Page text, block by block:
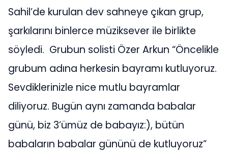
Sahil’de kurulan dev sahneye çıkan grup,
şarkılarını binlerce müziksever ile birlikte
söyledi. Grubun solisti Özer Arkun “Öncelikle
grubum adına herkesin bayramı kutluyoruz.
Sevdiklerinizle nice mutlu bayramlar
diliyoruz. Bugün aynı zamanda babalar
günü, biz 3’ümüz de babayız:), bütün
babaların babalar gününü de kutluyoruz”